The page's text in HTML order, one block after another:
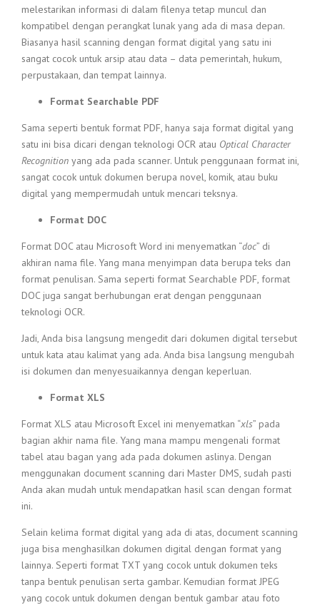
melestarikan informasi di dalam filenya tetap muncul dan
kompatibel dengan perangkat lunak yang ada di masa depan.
Biasanya hasil scanning dengan format digital yang satu ini
sangat cocok untuk arsip atau data – data pemerintah, hukum,
perpustakaan, dan tempat lainnya.
Format Searchable PDF
Sama seperti bentuk format PDF, hanya saja format digital yang
satu ini bisa dicari dengan teknologi OCR atau Optical Character
Recognition yang ada pada scanner. Untuk penggunaan format ini,
sangat cocok untuk dokumen berupa novel, komik, atau buku
digital yang mempermudah untuk mencari teksnya.
Format DOC
Format DOC atau Microsoft Word ini menyematkan “doc” di
akhiran nama file. Yang mana menyimpan data berupa teks dan
format penulisan. Sama seperti format Searchable PDF, format
DOC juga sangat berhubungan erat dengan penggunaan
teknologi OCR.
Jadi, Anda bisa langsung mengedit dari dokumen digital tersebut
untuk kata atau kalimat yang ada. Anda bisa langsung mengubah
isi dokumen dan menyesuaikannya dengan keperluan.
Format XLS
Format XLS atau Microsoft Excel ini menyematkan “xls” pada
bagian akhir nama file. Yang mana mampu mengenali format
tabel atau bagan yang ada pada dokumen aslinya. Dengan
menggunakan document scanning dari Master DMS, sudah pasti
Anda akan mudah untuk mendapatkan hasil scan dengan format
ini.
Selain kelima format digital yang ada di atas, document scanning
juga bisa menghasilkan dokumen digital dengan format yang
lainnya. Seperti format TXT yang cocok untuk dokumen teks
tanpa bentuk penulisan serta gambar. Kemudian format JPEG
yang cocok untuk dokumen dengan bentuk gambar atau foto